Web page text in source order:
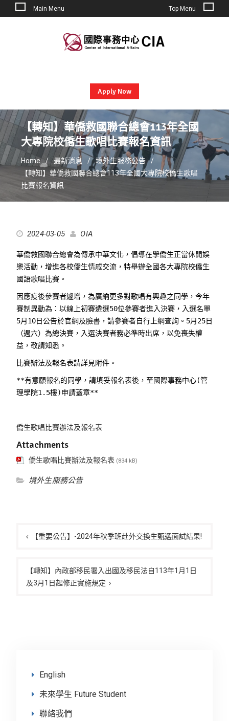
Main Menu Top Menu
Apply Now
【轉知】華僑救國聯合總會113年全國
大專院校僑生歌唱比賽報名資訊
Home 最新消息
境外生服務公告
【轉知】華僑救國聯合總會113年全國大專院校僑生歌唱
比賽報名資訊
2024-03-05 OIA
華僑救國聯合總會為傳承中華文化，倡導在學僑生正當休閒娛
樂活動，增進各校僑生情戚交流，特舉辦全國各大專院校僑生
國語歌唱比賽。
因應疫後參賽者遽增，為廣納更多對歌唱有興趣之同學，今年
賽制異動為：以線上初賽遴選50位參賽者進入決賽，入選名單
5月10日公告於官網及臉書，請參賽者自行上網查詢。5月25日
（週六）為總決賽，入選決賽者務必準時出席，以免喪失權
益，敬請知悉。
比賽辦法及報名表請詳見附件。
**有意願報名的同學，請填妥報名表後，至國際事務中心(管
理學院1.5樓)申請蓋章**
僑生歌唱比賽辦法及報名表
Attachments
僑生歌唱比賽辦法及報名表 (834 kB)
境外生服務公告
章
【重要公告】-2024年秋季班赴外交換生甄選面試結果!
【轉知】內政部移民署入出國及移民法自113年1月1日
及3月1日起修正實施規定
English
未來學生 Future Student
聯絡我們